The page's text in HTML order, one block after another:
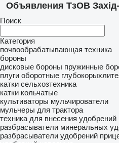
Объявления ТзОВ Захід-
Поиск
Категория
почвообрабатывающая техника
бороны
дисковые бороны пружинные
плуги оборотные
катки сельхозтехника
катки кольчатые
культиваторы мульчирователи
мульчеры для трактора
техника для внесения удобрений
разбрасыватели минеральных
разбрасыватели удобрений